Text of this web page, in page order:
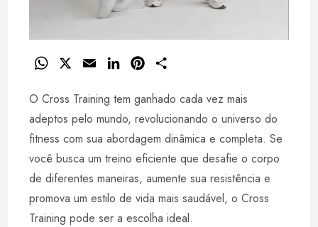
W
a
t
s
A
p
a
i
l
n
k
e
d
I
n
n
t
e
r
e
s
t
a
r
e
O Cross Training tem ganhado cada vez mais
adeptos pelo mundo, revolucionando o universo do
fitness com sua abordagem dinâmica e completa. Se
você busca um treino eficiente que desafie o corpo
de diferentes maneiras, aumente sua resistência e
promova um estilo de vida mais saudável, o Cross
Training pode ser a escolha ideal.